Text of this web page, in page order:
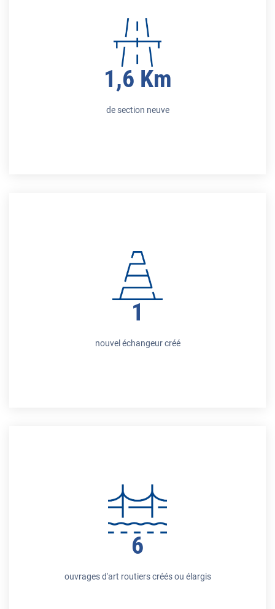
1,6 Km
de section neuve
1
nouvel échangeur créé
6
ouvrages d'art routiers créés ou élargis